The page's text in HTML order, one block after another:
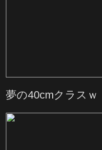
夢の40cmクラスｗ